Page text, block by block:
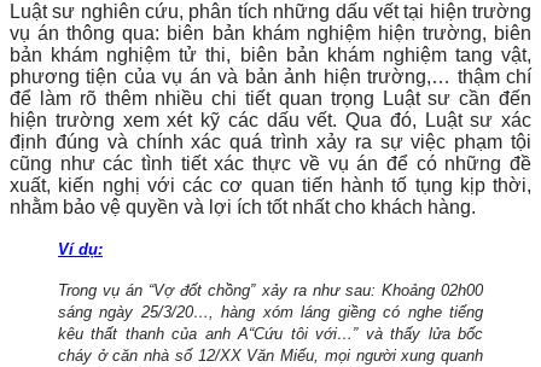
Luật sư nghiên cứu, phân tích những dấu vết tại hiện trường
vụ án thông qua: biên bản khám nghiệm hiện trường, biên
bản khám nghiệm tử thi, biên bản khám nghiệm tang vật,
phương tiện của vụ án và bản ảnh hiện trường,… thậm chí
để làm rõ thêm nhiều chi tiết quan trọng Luật sư cần đến
hiện trường xem xét kỹ các dấu vết. Qua đó, Luật sư xác
định đúng và chính xác quá trình xảy ra sự việc phạm tội
cũng như các tình tiết xác thực về vụ án để có những đề
xuất, kiến nghị với các cơ quan tiến hành tố tụng kịp thời,
nhằm bảo vệ quyền và lợi ích tốt nhất cho khách hàng.
Ví dụ:
Trong vụ án “Vợ đốt chồng” xảy ra như sau: Khoảng 02h00
sángngày 25/3/20…, hàng xóm láng giềng có nghe tiếng
kêu thất thanh của anh A“Cứu tôi với…” và thấy lửa bốc
cháy ở căn nhà số 12/XX Văn Miếu, mọi người xung quanh